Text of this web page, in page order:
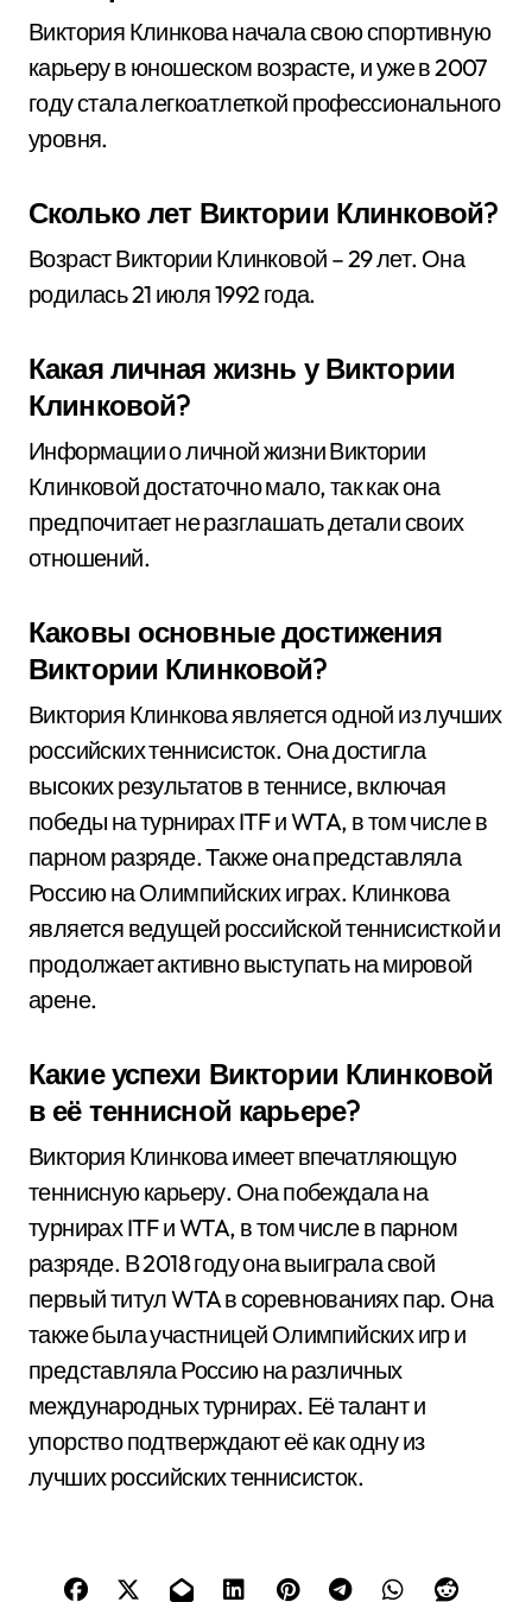
Виктория Клинкова начала свою спортивную
карьеру в юношеском возрасте, и уже в 2007
году стала легкоатлеткой профессионального
уровня.
Сколько лет Виктории Клинковой?
Возраст Виктории Клинковой – 29 лет. Она
родилась 21 июля 1992 года.
Какая личная жизнь у Виктории
Клинковой?
Информации о личной жизни Виктории
Клинковой достаточно мало, так как она
предпочитает не разглашать детали своих
отношений.
Каковы основные достижения
Виктории Клинковой?
Виктория Клинкова является одной из лучших
российских теннисисток. Она достигла
высоких результатов в теннисе, включая
победы на турнирах ITF и WTA, в том числе в
парном разряде. Также она представляла
Россию на Олимпийских играх. Клинкова
является ведущей российской теннисисткой и
продолжает активно выступать на мировой
арене.
Какие успехи Виктории Клинковой
в её теннисной карьере?
Виктория Клинкова имеет впечатляющую
теннисную карьеру. Она побеждала на
турнирах ITF и WTA, в том числе в парном
разряде. В 2018 году она выиграла свой
первый титул WTA в соревнованиях пар. Она
также была участницей Олимпийских игр и
представляла Россию на различных
международных турнирах. Её талант и
упорство подтверждают её как одну из
лучших российских теннисисток.